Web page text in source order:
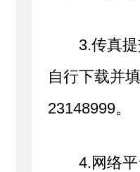
3.传真
自行下载并
23148999。
4.网络